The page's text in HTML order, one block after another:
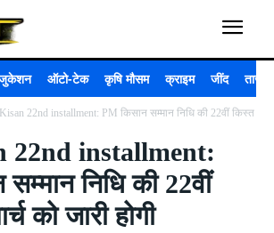
ऑटो-टेक कृषि मौसम क्राइम जींद ताजा
22nd installment: PM किसान सम्मान निधि की 22वीं किस्त
22nd installment:
निधि की 22वीं
को जारी होगी